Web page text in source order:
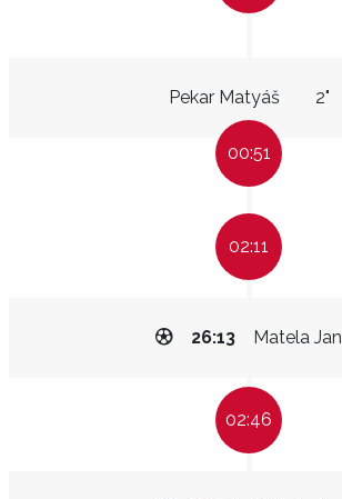
Pekar Matyáš 2"
00:51
02:11
Matela Jan
26:13
02:46